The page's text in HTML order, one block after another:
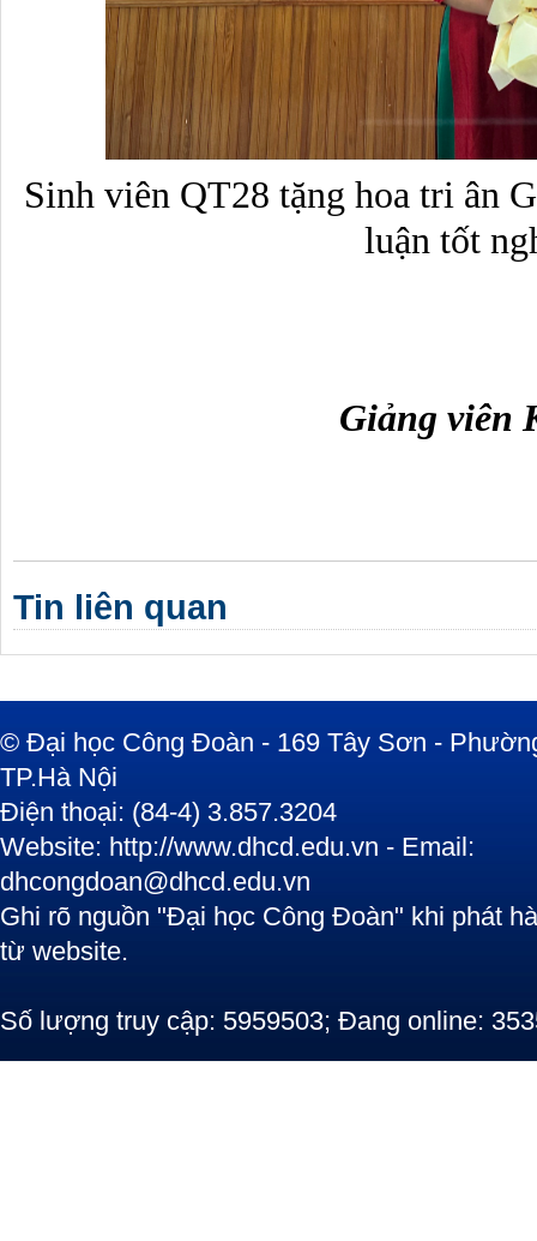
Sinh viên QT28 tặng hoa tri ân
luận tốt
Giảng viên
Tin liên quan
© Đại học Công Đoàn - 169 Tây Sơn -
TP.Hà Nội
Điện thoại: (84-4) 3.857.3204
Website: http://www.dhcd.edu.vn - Email:
dhcongdoan@dhcd.edu.vn
Ghi rõ nguồn "Đại học Công Đoàn" khi phát
từ website.
Số lượng truy cập: 5959503; Đang online: